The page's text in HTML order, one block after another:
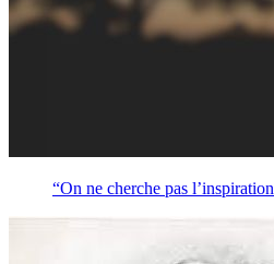
“On ne cherche pas l’inspiration